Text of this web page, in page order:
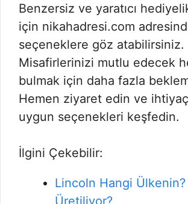
Benzersiz ve yaratıcı
için nikahadresi.com
seçeneklere göz atabilirsiniz.
Misafirlerinizi mutlu edecek
bulmak için daha fazla
Hemen ziyaret edin ve
uygun seçenekleri keşfedin.
İlgini Çekebilir:
Lincoln Hangi
Üretiliyor?